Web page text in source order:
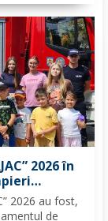
2026 în
2026 au fost,
de